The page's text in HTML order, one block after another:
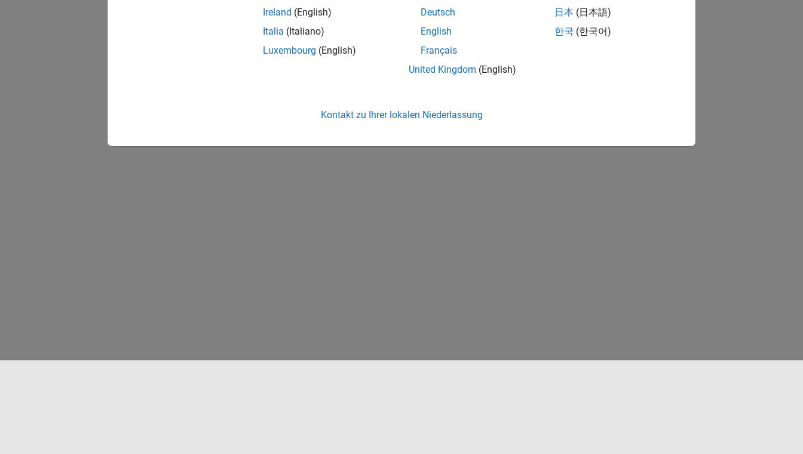
Ireland (English)
Italia (Italiano)
Luxembourg (English)
Deutsch
English
Français
United Kingdom (English)
日本 (日本語)
한국 (한국어)
Kontakt zu Ihrer lokalen Niederlassung